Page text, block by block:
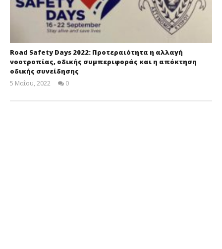
Road Safety Days 2022: Προτεραιότητα η αλλαγή
νοοτροπίας, οδικής συμπεριφοράς και η απόκτηση
οδικής συνείδησης
5 Μαΐου, 2022
Insurance
0